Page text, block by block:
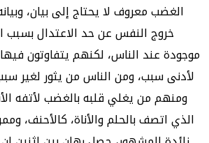
الغضب معروف لا يحتاج إلى بيان،
خروج النفس عن حد الاعتدال بسبب
موجودة عند الناس، لكنهم يتفاوتون
لأدنى سبب، ومن الناس من يثور لغير
ومنهم من يغلي قلبه بالغضب لأتفه
الذي اتصف بالحلم والأناة، كالأحنف،